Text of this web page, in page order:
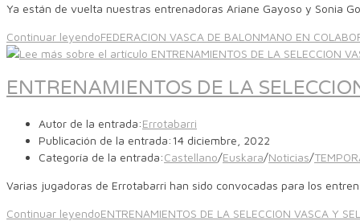
Ya están de vuelta nuestras entrenadoras Ariane Gayoso y Sonia
Continuar leyendoFEDERACION VASCA DE BALONMANO EN
ENTRENAMIENTOS DE LA
Autor de la entrada:Errotabarri
Publicación de la entrada: 14 diciembre, 2022
Categoría de la entrada:Castellano/Euskara/Noticias/
Varias jugadoras de Errotabarri han sido convocadas para los
Continuar leyendoENTRENAMIENTOS DE LA SELECCION VASCA Y